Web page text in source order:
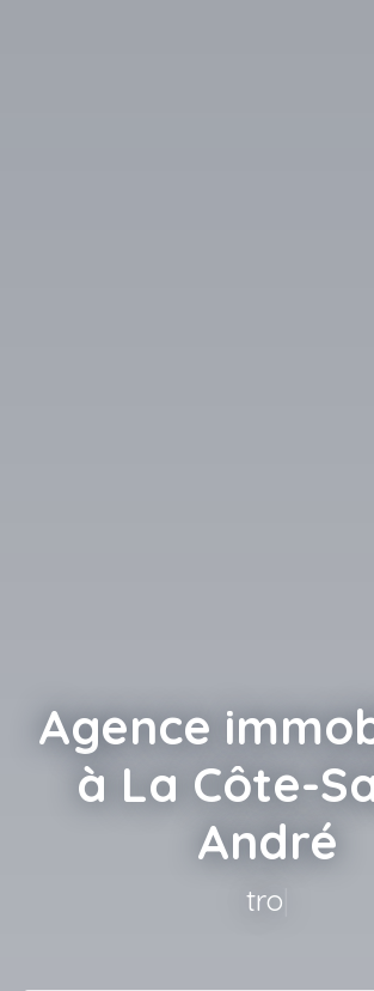
Agence
à La Côte-
André
trouver un bi